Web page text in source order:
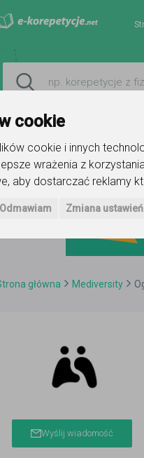
cookie
cookie i innych
wrażenia z
, aby dostarczać reklamy
Odmawiam Zmiana ustawień
główna Mediversity
Wyślij wiadomość